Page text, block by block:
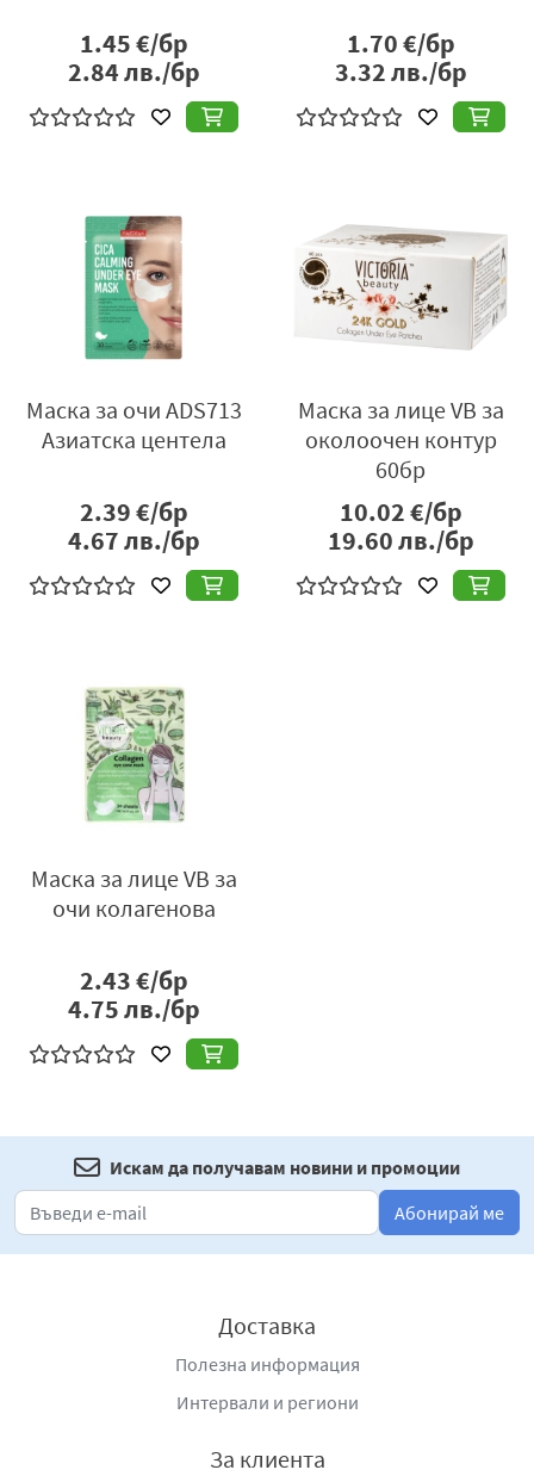
1.45€/бр
2.84лв./бр
1.70€/бр
3.32лв./бр
Маска за очи ADS713
Азиатска центела
2.39€/бр
4.67лв./бр
Маска за лице VB за
околоочен контур
60бр
10.02€/бр
19.60лв./бр
Маска за лице VB за
очи колагенова
2.43€/бр
4.75лв./бр
Искам да получавам новини и промоции
Абонирай ме
Доставка
Полезна информация
Интервали и региони
За клиента